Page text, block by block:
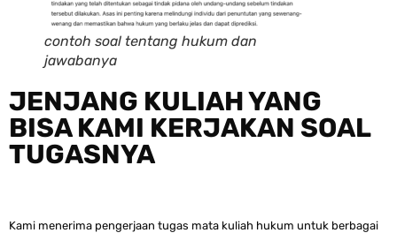
contoh soal tentang hukum dan
jawabanya
JENJANG KULIAH YANG
BISA KAMI KERJAKAN SOAL
TUGASNYA
Kami menerima pengerjaan tugas mata kuliah hukum untuk berbagai